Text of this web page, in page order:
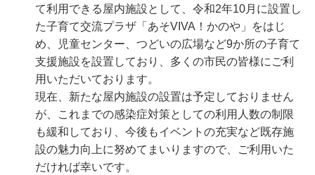
て利用できる屋内施設として、令和2年10月に設置し
た子育て交流プラザ「あそVIVA！かのや」をはじ
め、児童センター、つどいの広場など9か所の子育て
支援施設を設置しており、多くの市民の皆様にご利
用いただいております。
現在、新たな屋内施設の設置は予定しておりません
が、これまでの感染症対策としての利用人数の制限
も緩和しており、今後もイベントの充実など既存施
設の魅力向上に努めてまいりますので、ご利用いた
だければ幸いです。